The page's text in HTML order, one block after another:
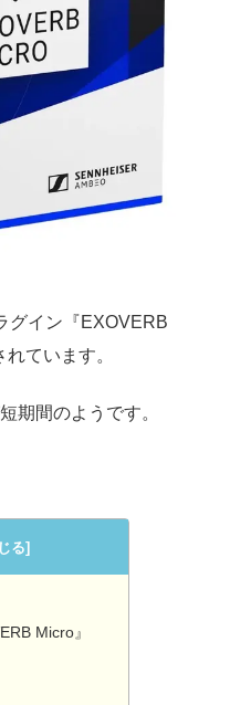
グイン『EXOVERB
ています。
期間のようです。
Micro』